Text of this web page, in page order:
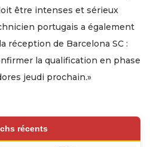
être intenses et sérieux
portugais a également
réception de Barcelona SC :
la qualification en phase
jeudi prochain.»
récents